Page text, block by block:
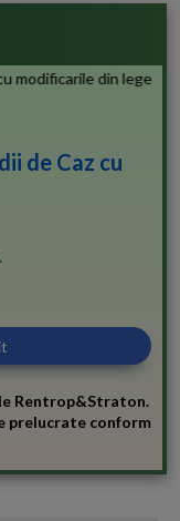
de Caz cu
Rentrop&Straton.
prelucrate conform